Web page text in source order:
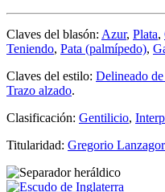
Claves del blasón: Azur, Plata,
Teniendo, Pata (palmípedo),
Claves del estilo: Delineado de
Trazo alzado.
Clasificación: Gentilicio,
Titularidad: Gregorio